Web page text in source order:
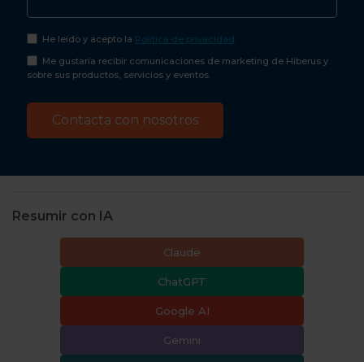
He leído y acepto la Política de privacidad
Me gustaría recibir comunicaciones de marketing de Hiberus y
sobre sus productos, servicios y eventos.
Resumir con IA
Claude
ChatGPT
Google AI
Gemini